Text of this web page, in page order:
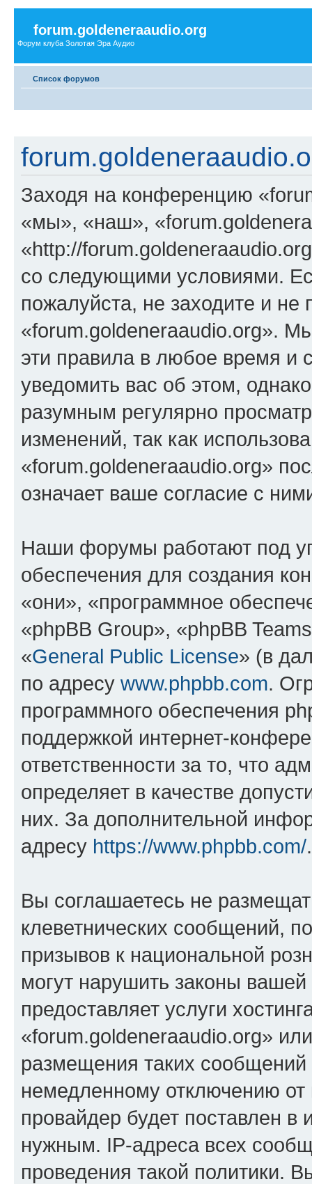
forum.goldeneraaudio.org
Форум клуба Золотая Эра Аудио
Список форумов
Заходя на конференцию
«мы», «наш»,
«http://
со следующими условиями.
пожалуйста, не заходите и
«forum.goldeneraaudio.org».
эти правила в любое время и
уведомить вас об этом,
разумным регулярно
изменений, так как
«forum.goldeneraaudio.org»
означает ваше согласие с
Наши форумы работают под
обеспечения для создания
«они», «программное
«phpBB Group», «phpBB
«General Public License» (в
по адресу www.phpbb.com.
программного обеспечения
поддержкой интернет-
ответственности за то, что
определяет в качестве
них. За дополнительной
адресу https://www.phpbb.com/.
Вы соглашаетесь не
клеветнических сообщений,
призывов к национальной
могут нарушить законы
предоставляет услуги
«forum.goldeneraaudio.org»
размещения таких
немедленному отключению
провайдер будет поставлен в
нужным. IP-адреса всех
проведения такой политики.